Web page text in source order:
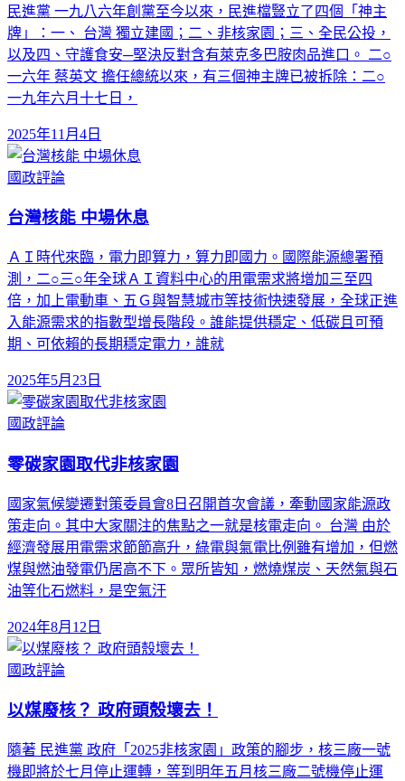
民進黨 一九八六年創黨至今以來，民進檔豎立了四個「神主
牌」：一、 台灣 獨立建國；二、非核家園；三、全民公投，
以及四、守護食安─堅決反對含有萊克多巴胺肉品進口。 二○
一六年 蔡英文 擔任總統以來，有三個神主牌已被拆除：二○
一九年六月十七日，
2025年11月4日
國政評論
台灣核能 中場休息
ＡＩ時代來臨，電力即算力，算力即國力。國際能源總署預
測，二○三○年全球ＡＩ資料中心的用電需求將增加三至四
倍，加上電動車、五Ｇ與智慧城市等技術快速發展，全球正進
入能源需求的指數型增長階段。誰能提供穩定、低碳且可預
期、可依賴的長期穩定電力，誰就
2025年5月23日
國政評論
零碳家園取代非核家園
國家氣候變遷對策委員會8日召開首次會議，牽動國家能源政
策走向。其中大家關注的焦點之一就是核電走向。 台灣 由於
經濟發展用電需求節節高升，綠電與氣電比例雖有增加，但燃
煤與燃油發電仍居高不下。眾所皆知，燃燒煤炭、天然氣與石
油等化石燃料，是空氣汙
2024年8月12日
國政評論
以煤廢核？ 政府頭殼壞去！
隨著 民進黨 政府「2025非核家園」政策的腳步，核三廠一號
機即將於七月停止運轉，等到明年五月核三廠二號機停止運